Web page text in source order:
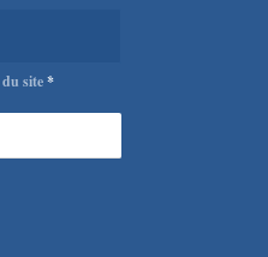
du site*